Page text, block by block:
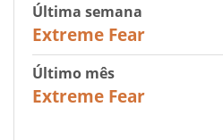
Última semana
Extreme Fear
Último mês
Extreme Fear